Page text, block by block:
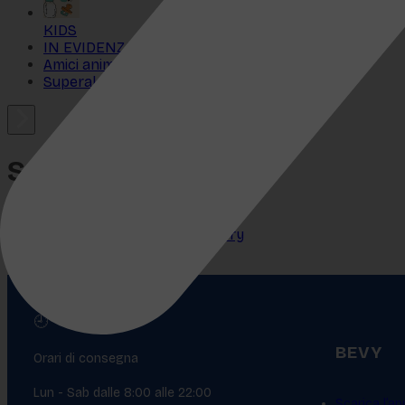
KIDS
IN EVIDENZA
Amici animali
Superalcolici
Superalcolici
Pronti da BereRoot Category
🕘
Orari di consegna
Lun - Sab dalle 8:00 alle 22:00
BEVY